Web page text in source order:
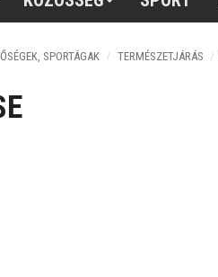
SPORTÁGAK TERMÉSZETJÁRÁS